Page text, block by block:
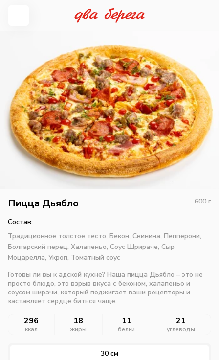
Пицца Дьябло 600 г
Состав:
Традиционное толстое тесто, Бекон, Свинина, Пепперони,
Болгарский перец, Халапеньо, Соус Шрираче, Сыр
Моцарелла, Укроп, Томатный соус
Готовы ли вы к адской кухне? Наша пицца Дьябло – это не
просто блюдо, это взрыв вкуса с беконом, халапеньо и
соусом ширачи, который поджигает ваши рецепторы и
заставляет сердце биться чаще.
296
ккал
18
жиры
11
белки
21
углеводы
30 см